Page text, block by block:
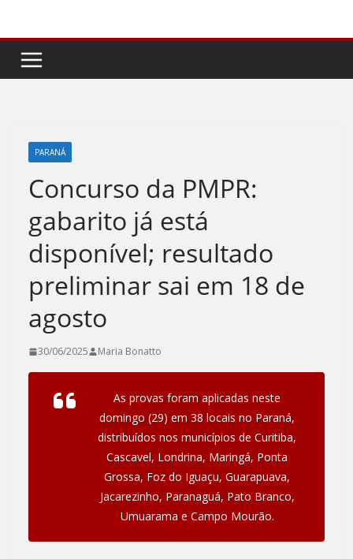
conteúdo
PARANÁ
Concurso da PMPR:
gabarito já está
disponível; resultado
preliminar sai em 18 de
agosto
30/06/2025 Maria Bonatto
As provas foram aplicadas neste
domingo (29) em 38 locais no Paraná,
distribuídos nos municípios de Curitiba,
Cascavel, Londrina, Maringá, Ponta
Grossa, Foz do Iguaçu, Guarapuava,
Jacarezinho, Paranaguá, Pato Branco,
Umuarama e Campo Mourão.